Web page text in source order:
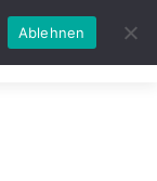
Ablehnen